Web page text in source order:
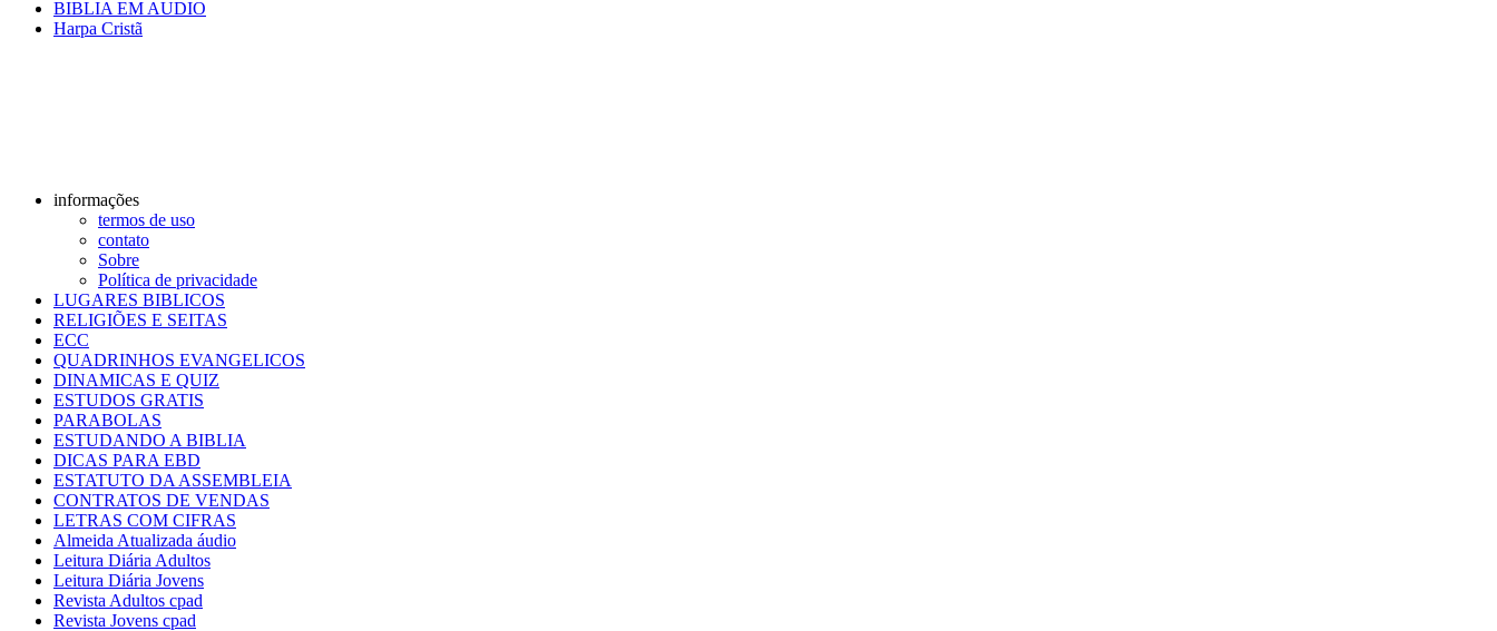
BIBLIA EM AUDIO
Harpa Cristã
informações
termos de uso
contato
Sobre
Política de privacidade
LUGARES BIBLICOS
RELIGIÕES E SEITAS
ECC
QUADRINHOS EVANGELICOS
DINAMICAS E QUIZ
ESTUDOS GRATIS
PARABOLAS
ESTUDANDO A BIBLIA
DICAS PARA EBD
ESTATUTO DA ASSEMBLEIA
CONTRATOS DE VENDAS
LETRAS COM CIFRAS
Almeida Atualizada áudio
Leitura Diária Adultos
Leitura Diária Jovens
Revista Adultos cpad
Revista Jovens cpad